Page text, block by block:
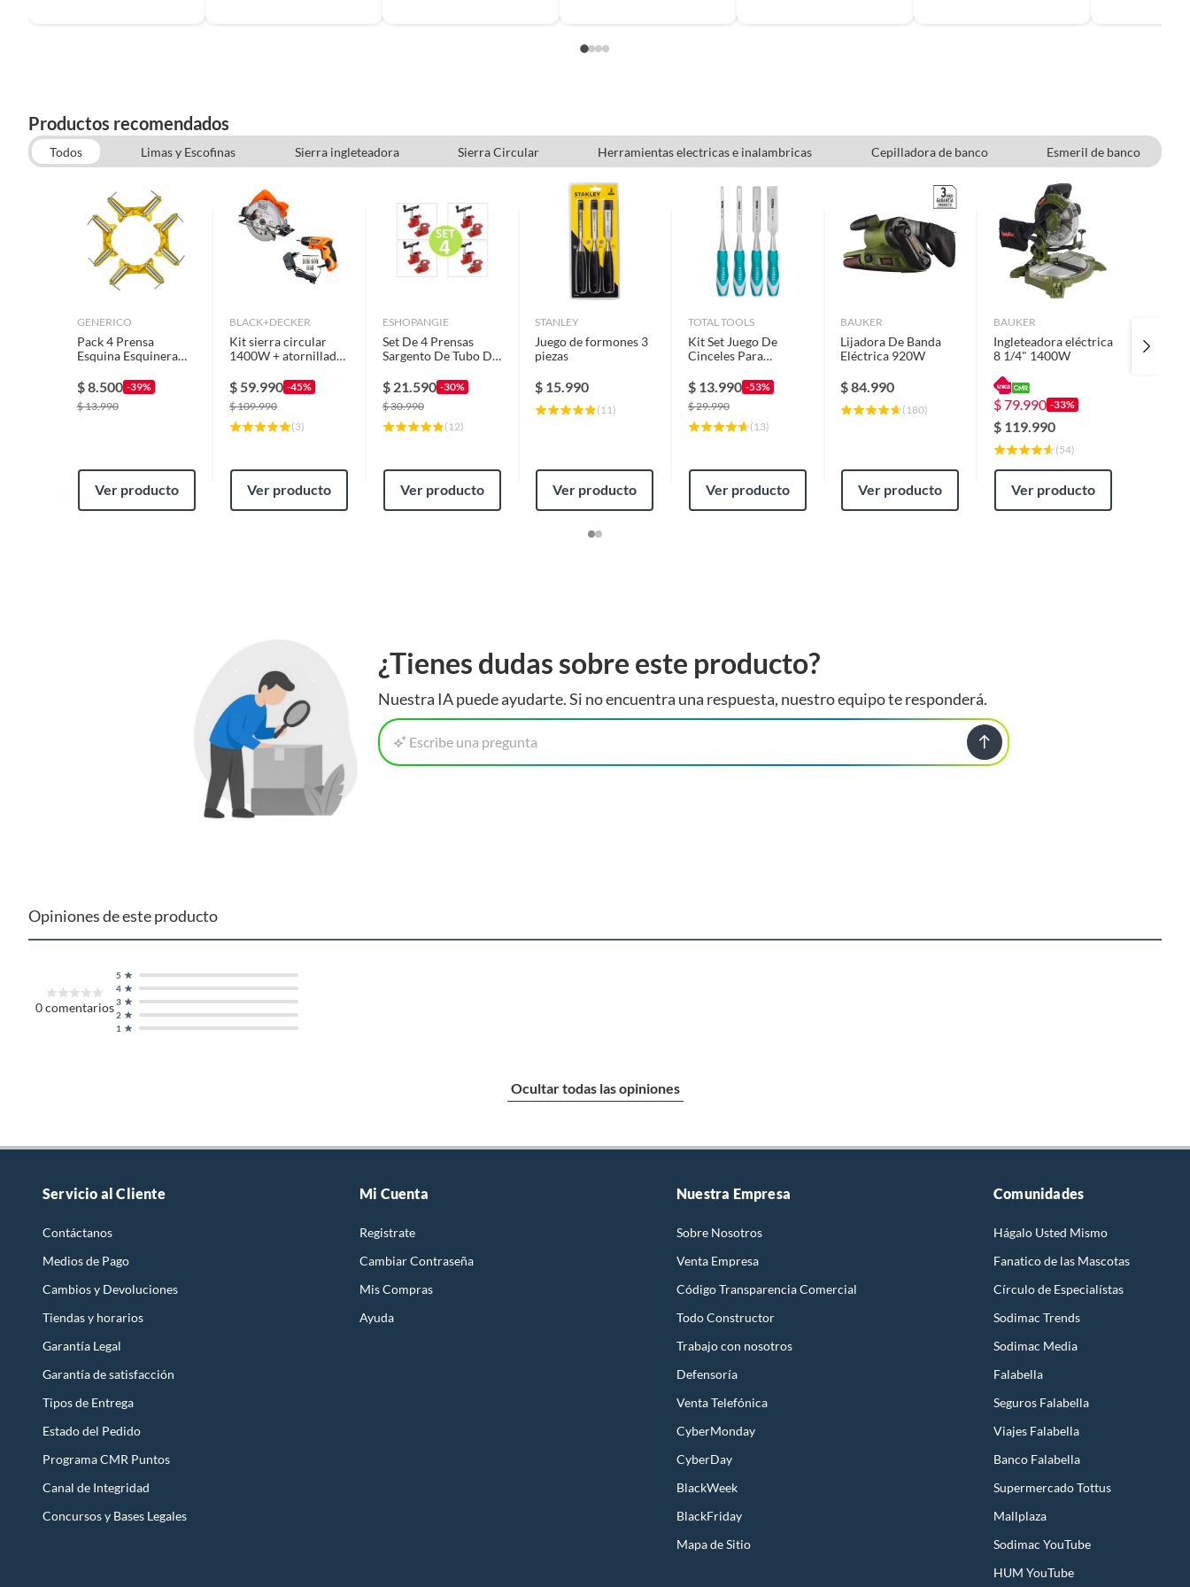
Largo 29 cm
Amarillo
Ancho 8,2 cm
Productos recomendados
Todos Limas y Escofinas Sierra ingleteadora Sierra Circular Herramientas electricas e inalambricas Cepilladora de banco
Esmeril de banco
GENERICO
Pack 4 Prensa
Esquina Esquinera
Toolmak
$8.500 -39%
$13.990
Ver producto
BLACK+DECKER
Kit sierra circular
1400W + atornillador
BLACK+DECKER
$ 59.990 -45%
$109.990
(3)
Ver producto
ESHOPANGIE
Set De 4 Prensas
Sargento De Tubo De
$ 21.590 -30%
$30.990
( 12)
Ver producto
STANLEY
Juego de formones 3
piezas
$ 15.990
( 11)
Ver producto
TOTAL TOOLS
Kit Set Juego De
Cinceles Para
$ 13.990 -53%
$29.990
( 13)
Ver producto
BAUKER
Lijadora De Banda
Eléctrica 920W
$84.990
( 180)
Ver producto
BAUKER
Ingleteadora eléctrica
8 1/4" 1400W
$79.990 -33%
$ 119.990
(54)
Ver producto
550 W
¿Tienes dudas sobre este producto?
Nuestra IA puede ayudarte. Si no encuentra una respuesta, nuestro equipo te responderá.
Escribe una pregunta
Opiniones de este producto
0comentarios
1
2
3
4
5
Ocultar todas las opiniones
Servicio al Cliente
Contáctanos
Medios de Pago
Cambios y Devoluciones
Tiendas y horarios
Garantía Legal
Garantía de satisfacción
Tipos de Entrega
Estado del Pedido
Programa CMR Puntos
Canal de Integridad
Concursos y Bases Legales
Mi Cuenta
Registrate
Cambiar Contraseña
Mis Compras
Ayuda
Nuestra Empresa
Sobre Nosotros
Venta Empresa
Código Transparencia Comercial
Todo Constructor
Trabajo con nosotros
Defensoría
Venta Telefónica
CyberMonday
CyberDay
BlackWeek
BlackFriday
Mapa de Sitio
Comunidades
Hágalo Usted Mismo
Fanatico de las Mascotas
Círculo de Especialístas
Sodimac Trends
Sodimac Media
Falabella
Seguros Falabella
Viajes Falabella
Banco Falabella
Supermercado Tottus
Mallplaza
Sodimac YouTube
HUM YouTube